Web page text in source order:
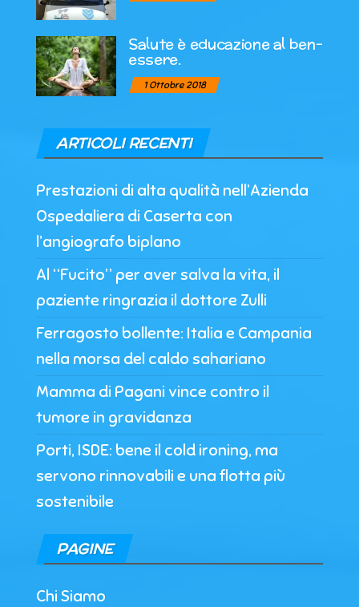
Salute è educazione al ben-
essere.
1 Ottobre 2018
ARTICOLI RECENTI
Prestazioni di alta qualità nell’Azienda
Ospedaliera di Caserta con
l’angiografo biplano
Al “Fucito” per aver salva la vita, il
paziente ringrazia il dottore Zulli
Ferragosto bollente: Italia e Campania
nella morsa del caldo sahariano
Mamma di Pagani vince contro il
tumore in gravidanza
Porti, ISDE: bene il cold ironing, ma
servono rinnovabili e una flotta più
sostenibile
PAGINE
Chi Siamo